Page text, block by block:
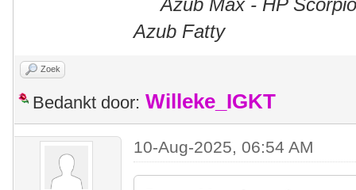
Azub Max - HP
Azub Fatty
Zoek
Bedankt door: Willeke_IGKT
10-Aug-2025, 06:54 AM